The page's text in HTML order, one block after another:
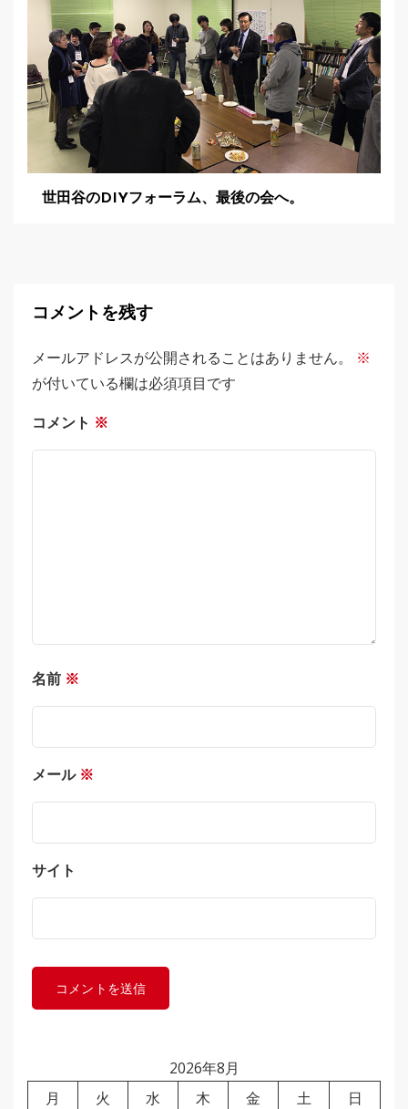
世田谷のDIYフォーラム、最後の会へ。
コメントを残す
メールアドレスが公開されることはありません。
※
が付いている欄は必須項目です
コメント ※
名前 ※
メール ※
サイト
2026年8月
月
火 水 木 金 土
日